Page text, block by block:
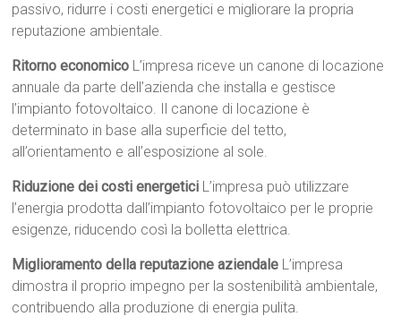
passivo, ridurre i costi energetici e migliorare la propria
reputazione ambientale.
Ritorno economico L’impresa riceve un canone di locazione
annuale da parte dell’azienda che installa e gestisce
l’impianto fotovoltaico. Il canone di locazione è
determinato in base alla superficie del tetto,
all’orientamento e all’esposizione al sole.
Riduzione dei costi energetici L’impresa può utilizzare
l’energia prodotta dall’impianto fotovoltaico per le proprie
esigenze, riducendo così la bolletta elettrica.
Miglioramento della reputazione aziendale L’impresa
dimostra il proprio impegno per la sostenibilità ambientale,
contribuendo alla produzione di energia pulita.